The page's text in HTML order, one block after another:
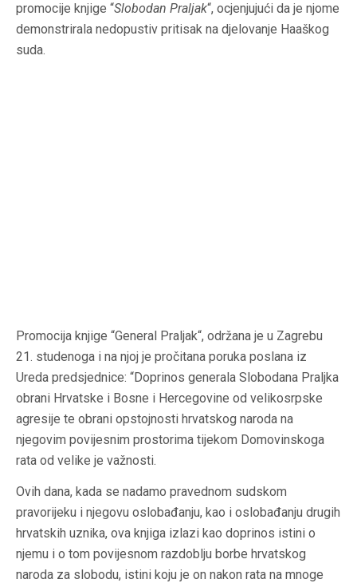
promocije knjige “Slobodan Praljak“, ocjenjujući da je njome
demonstrirala nedopustiv pritisak na djelovanje Haaškog
suda.
Promocija knjige “General Praljak“, održana je u Zagrebu
21. studenoga i na njoj je pročitana poruka poslana iz
Ureda predsjednice: “Doprinos generala Slobodana Praljka
obrani Hrvatske i Bosne i Hercegovine od velikosrpske
agresije te obrani opstojnosti hrvatskog naroda na
njegovim povijesnim prostorima tijekom Domovinskoga
rata od velike je važnosti.
Ovih dana, kada se nadamo pravednom sudskom
pravorijeku i njegovu oslobađanju, kao i oslobađanju drugih
hrvatskih uznika, ova knjiga izlazi kao doprinos istini o
njemu i o tom povijesnom razdoblju borbe hrvatskog
naroda za slobodu, istini koju je on nakon rata na mnoge